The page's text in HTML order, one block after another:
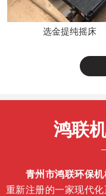
选金提纯摇床
鸿联
青州市鸿联环保机
重新注册的一家现代